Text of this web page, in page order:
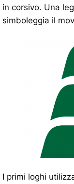
in corsivo. Una
simboleggia il
I primi loghi